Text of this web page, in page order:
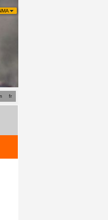
fr